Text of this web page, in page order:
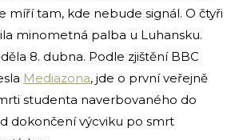
míří tam, kde nebude signál. O čtyři
minometná palba u Luhansku.
8. dubna. Podle zjištění BBC
Mediazona, jde o první veřejně
studenta naverbovaného do
dokončení výcviku po smrt